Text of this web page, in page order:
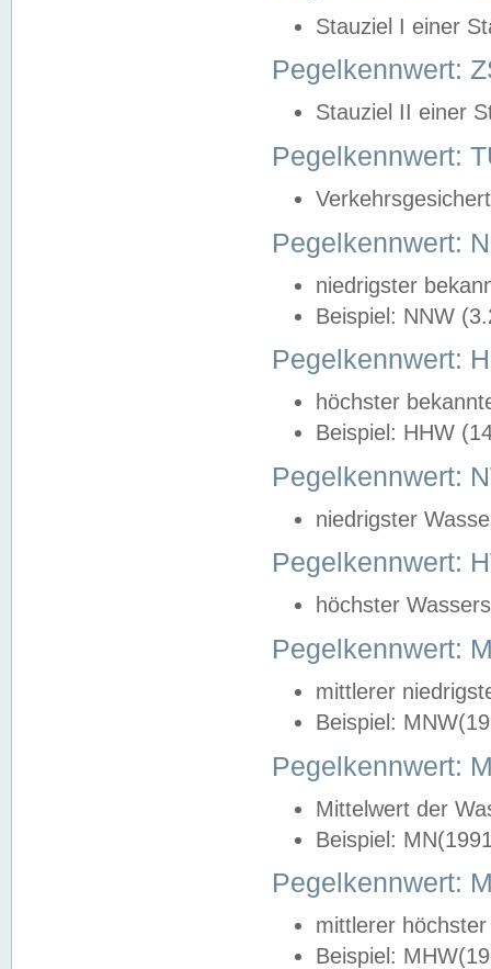
Stauziel I einer
Pegelkennwert:
Stauziel II einer
Pegelkennwert:
Pegelkennwert:
niedrigster
Beispiel: NNW
Pegelkennwert:
höchster
Beispiel: HHW
Pegelkennwert:
niedrigster
Pegelkennwert:
höchster
Pegelkennwert:
mittlerer
Beispiel:
Pegelkennwert:
Mittelwert der
Beispiel:
Pegelkennwert:
mittlerer
Beispiel: